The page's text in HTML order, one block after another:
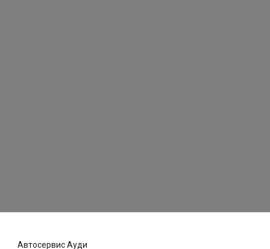
Автосервис Ауди